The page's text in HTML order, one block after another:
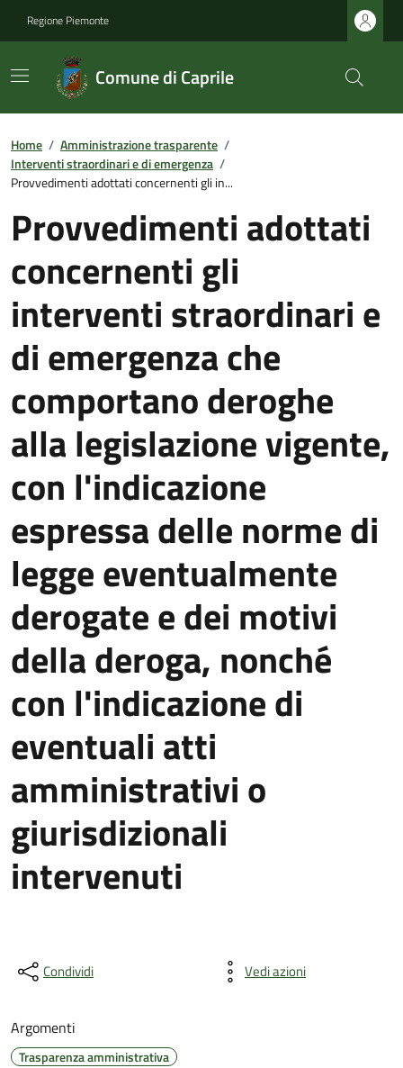
Regione Piemonte
Comune di Caprile
Home / Amministrazione trasparente /
Interventi straordinari e di emergenza /
Provvedimenti adottati concernenti gli in...
Provvedimenti adottati
concernenti gli
interventi straordinari e
di emergenza che
comportano deroghe
alla legislazione vigente,
con l'indicazione
espressa delle norme di
legge eventualmente
derogate e dei motivi
della deroga, nonché
con l'indicazione di
eventuali atti
amministrativi o
giurisdizionali
intervenuti
Condividi Vedi azioni
Argomenti
Trasparenza amministrativa